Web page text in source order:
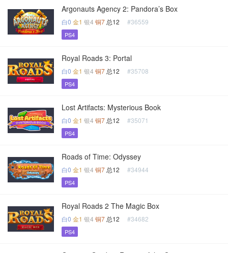
Argonauts Agency 2: Pandora’s Box
白0 金1 银4 铜7 总12 #36559
PS4
Royal Roads 3: Portal
白0 金1 银4 铜7 总12 #35708
PS4
Lost Artifacts: Mysterious Book
白0 金1 银4 铜7 总12 #35071
PS4
Roads of Time: Odyssey
白0 金1 银4 铜7 总12 #34944
PS4
Royal Roads 2 The Magic Box
白0 金1 银4 铜7 总12 #34682
PS4